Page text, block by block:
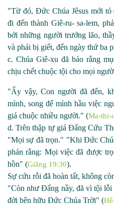
"Từ đó, Đức Chúa Jêsus mới tỏ
đi đến thành Giê-ru- sa-lem,
bởi những người trưởng lão,
và phải bị giết, đến ngày thứ ba
c. Chúa Giê-xu đã bảo rằng
chịu chết chuộc tội cho mọi
"Ấy vậy, Con người đã đến,
mình, song để mình hầu việc
giá chuộc nhiều người." (Ma-thi-
d. Trên thập tự giá Đấng Cứu
"Mọi sự đã trọn." "Khi Đức
phán rằng: Mọi việc đã được
hồn" (Giăng 19:30).
Sự cứu rỗi đã hoàn tất, không
"Còn như Đấng nầy, đã vì tội
đời bên hữu Đức Chúa Trời" (